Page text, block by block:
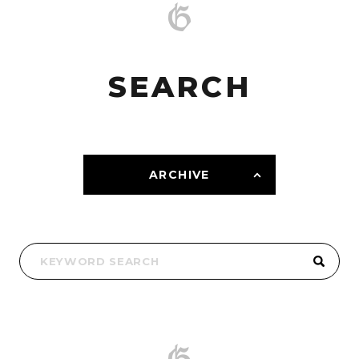
SEARCH
ARCHIVE